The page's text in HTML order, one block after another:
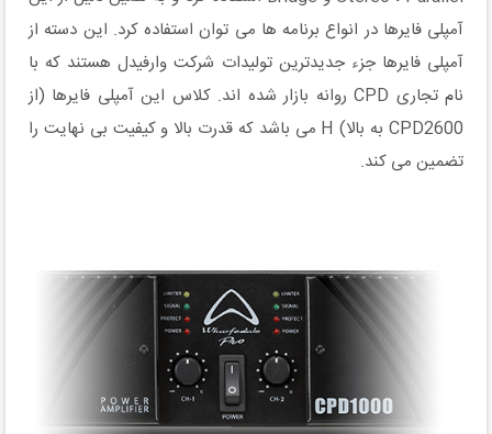
آمپلی فایرها در انواع برنامه ها می توان استفاده کرد. این دسته از
آمپلی فایرها جزء جدیدترین تولیدات شرکت وارفیدل هستند که با
نام تجاری CPD روانه بازار شده اند. کلاس این آمپلی فایرها (از
CPD2600 به بالا) H می باشد که قدرت بالا و کیفیت بی نهایت را
تضمین می کند.